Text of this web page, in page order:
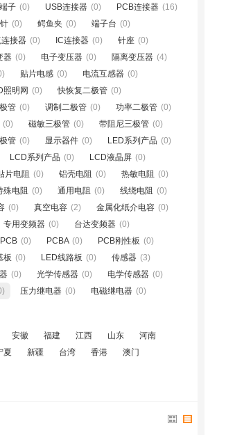
端子 (0) USB连接器 (0) PCB连接器 (16)
(0) 鳄鱼夹 (0) 端子台 (0)
连接器 (0) IC连接器 (0) 针座 (0)
器 (0) 电子变压器 (0) 隔离变压器 (4)
贴片电感 (0) 电流互感器 (0)
照明网 (0) 快恢复二极管 (0)
管 (0) 调制二极管 (0) 功率二极管 (0)
(0) 磁敏三极管 (0) 带阻尼三极管 (0)
管 (0) 显示器件 (0) LED系列产品 (0)
LCD系列产品 (0) LCD液晶屏 (0)
片电阻 (0) 铝壳电阻 (0) 热敏电阻 (0)
殊电阻 (0) 通用电阻 (0) 线绕电阻 (0)
(0) 真空电容 (2) 金属化纸介电容 (0)
专用变频器 (0) 台达变频器 (0)
(0) PCBA (0) PCB刚性板 (0)
板 (0) LED线路板 (0) 传感器 (3)
(0) 光学传感器 (0) 电学传感器 (0)
压力继电器 (0) 电磁继电器 (0)
安徽 福建 江西 山东
河南
夏 新疆 台湾 香港 澳门